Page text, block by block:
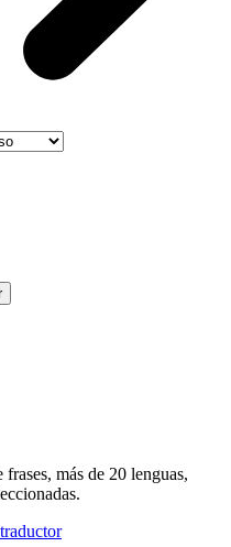
más de 20 lenguas,